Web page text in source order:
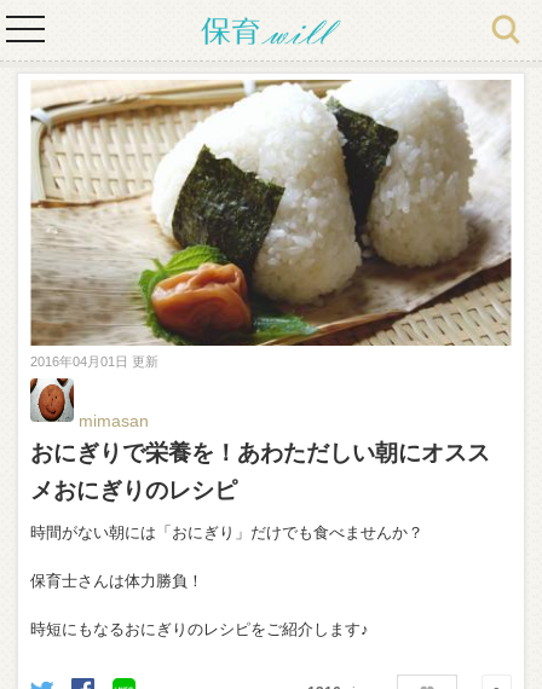
2016年04月01日 更新
mimasan
おにぎりで栄養を！あわただしい朝にオスス
メおにぎりのレシピ
時間がない朝には「おにぎり」だけでも食べませんか？
保育士さんは体力勝負！
時短にもなるおにぎりのレシピをご紹介します♪
toggle